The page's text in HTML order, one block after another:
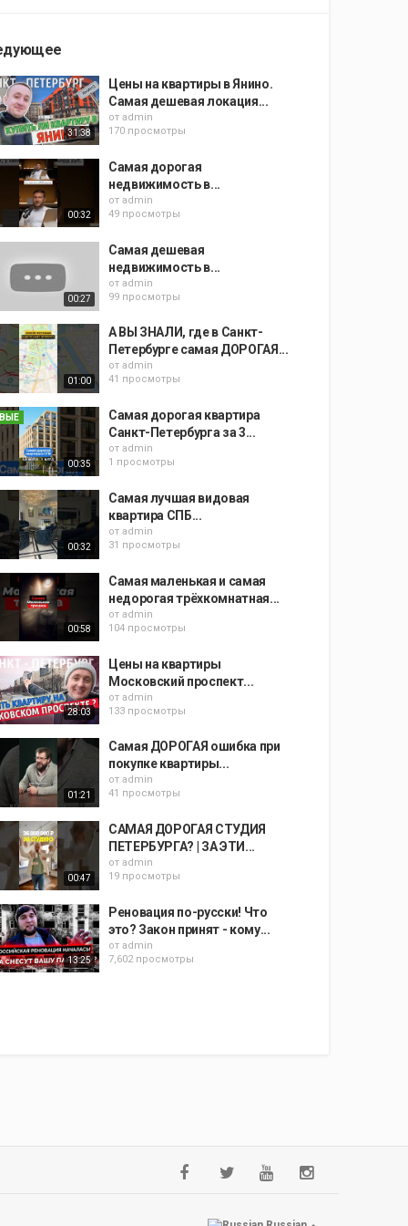
31:38
Цены на квартиры в Янино.
Самая дешевая локация...
от admin
170 просмотры
00:32
Самая дорогая
недвижимость в...
от admin
49 просмотры
00:27
Самая дешевая
недвижимость в...
от admin
99 просмотры
01:00
А ВЫ ЗНАЛИ, где в Санкт-
Петербурге самая ДОРОГАЯ...
от admin
41 просмотры
00:35
Самая дорогая квартира
Санкт-Петербурга за 3...
от admin
1 просмотры
00:32
Самая лучшая видовая
квартира СПБ...
от admin
31 просмотры
00:58
Самая маленькая и самая
недорогая трёхкомнатная...
от admin
104 просмотры
28:03
Цены на квартиры
Московский проспект...
от admin
133 просмотры
01:21
Самая ДОРОГАЯ ошибка при
покупке квартиры...
от admin
41 просмотры
00:47
САМАЯ ДОРОГАЯ СТУДИЯ
ПЕТЕРБУРГА? | ЗА ЭТИ...
от admin
19 просмотры
13:25
Реновация по-русски! Что
это? Закон принят - кому...
от admin
7,602 просмотры